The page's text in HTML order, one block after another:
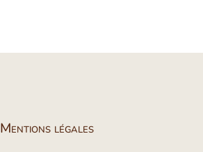
Mentions légales